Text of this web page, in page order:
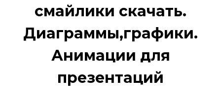
смайлики скачать.
Диаграммы,графики.
Анимации для
презентаций